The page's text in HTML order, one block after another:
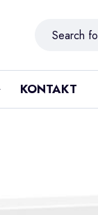
KONTAKT